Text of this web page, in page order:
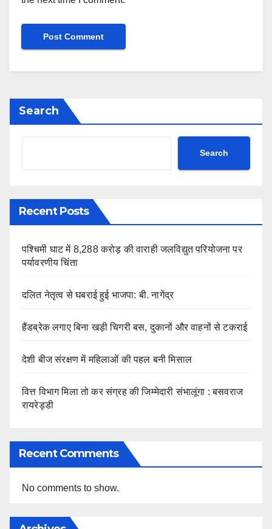
Search
Search
Recent Posts
पश्चिमी घाट में 8,288 करोड़ की वाराही जलविद्युत परियोजना पर
पर्यावरणीय चिंता
दलित नेतृत्व से घबराई हुई भाजपा: बी. नागेंद्र
हैंडब्रेक लगाए बिना खड़ी चिगरी बस, दुकानों और वाहनों से टकराई
देशी बीज संरक्षण में महिलाओं की पहल बनी मिसाल
वित्त विभाग मिला तो कर संग्रह की जिम्मेदारी संभालूंगा : बसवराज
रायरेड्डी
Recent Comments
No comments to show.